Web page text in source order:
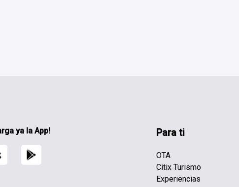
ya la App! Para ti
OTA
Citix Turismo
Experiencias